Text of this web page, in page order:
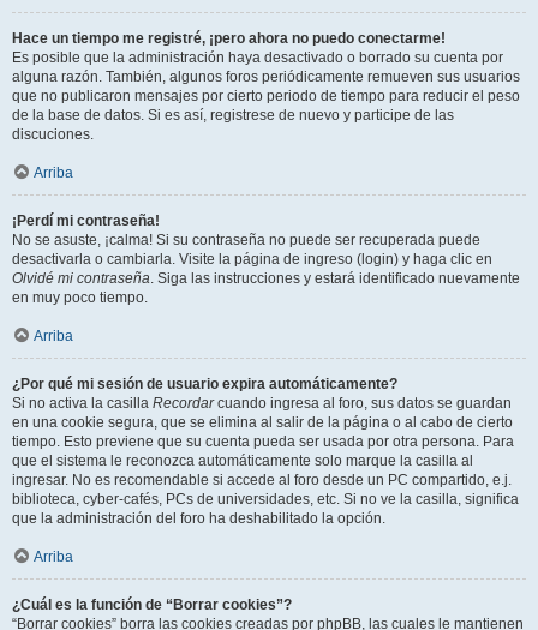
Hace un tiempo me registré, ¡pero ahora no puedo conectarme!
Es posible que la administración haya desactivado o borrado su cuenta por
alguna razón. También, algunos foros periódicamente remueven sus usuarios
que no publicaron mensajes por cierto periodo de tiempo para reducir el peso
de la base de datos. Si es así, registrese de nuevo y participe de las
discuciones.
Arriba
¡Perdí mi contraseña!
No se asuste, ¡calma! Si su contraseña no puede ser recuperada puede
desactivarla o cambiarla. Visite la página de ingreso (login) y haga clic en
Olvidé mi contraseña. Siga las instrucciones y estará identificado nuevamente
en muy poco tiempo.
Arriba
¿Por qué mi sesión de usuario expira automáticamente?
Si no activa la casilla Recordarcuando ingresa al foro, sus datos se guardan
en una cookie segura, que se elimina al salir de la página o al cabo de cierto
tiempo. Esto previene que su cuenta pueda ser usada por otra persona. Para
que el sistema le reconozca automáticamente solo marque la casilla al
ingresar. No es recomendable si accede al foro desde un PC compartido, e.j.
biblioteca, cyber-cafés, PCs de universidades, etc. Si no ve la casilla, significa
que la administración del foro ha deshabilitado la opción.
Arriba
¿Cuál es la función de “Borrar cookies”?
“Borrar cookies” borra las cookies creadas por phpBB, las cuales le mantienen